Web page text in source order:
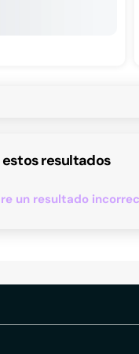
resultados
un resultado